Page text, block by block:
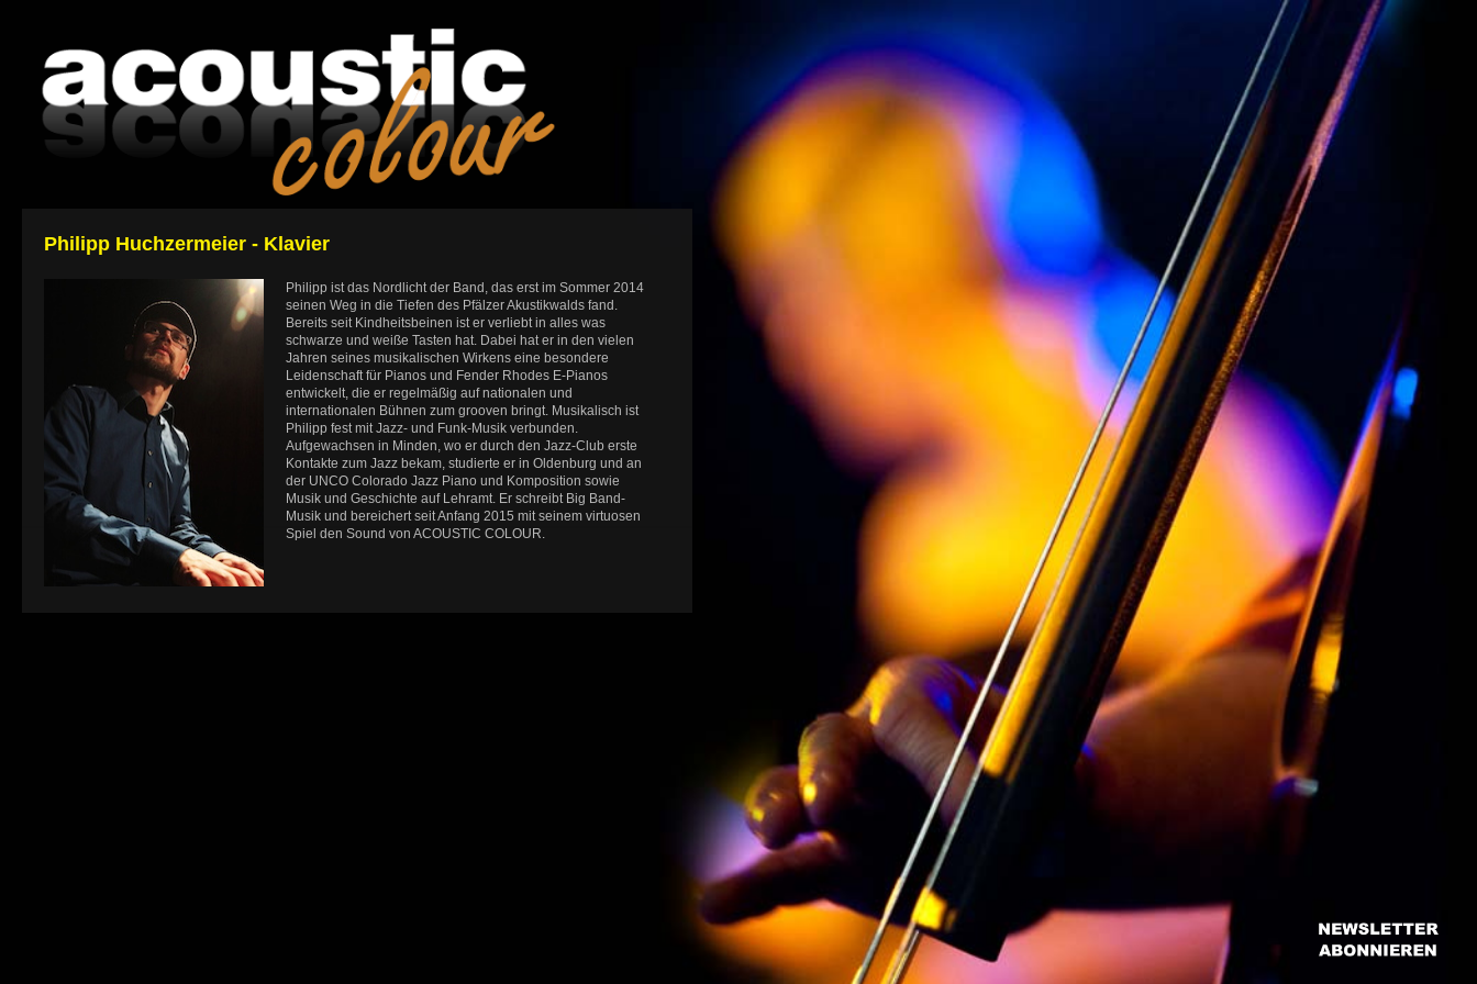
Philipp Huchzermeier - Klavier
Philipp ist das Nordlicht der Band, das erst im Sommer 2014
seinen Weg in die Tiefen des Pfälzer Akustikwalds fand.
Bereits seit Kindheitsbeinen ist er verliebt in alles was
schwarze und weiße Tasten hat. Dabei hat er in den vielen
Jahren seines musikalischen Wirkens eine besondere
Leidenschaft für Pianos und Fender Rhodes E-Pianos
entwickelt, die er regelmäßig auf nationalen und
internationalen Bühnen zum grooven bringt. Musikalisch ist
Philipp fest mit Jazz- und Funk-Musik verbunden.
Aufgewachsen in Minden, wo er durch den Jazz-Club erste
Kontakte zum Jazz bekam, studierte er in Oldenburg und an
der UNCO Colorado Jazz Piano und Komposition sowie
Musik und Geschichte auf Lehramt. Er schreibt Big Band-
Musik und bereichert seit Anfang 2015 mit seinem virtuosen
Spiel den Sound von ACOUSTIC COLOUR.